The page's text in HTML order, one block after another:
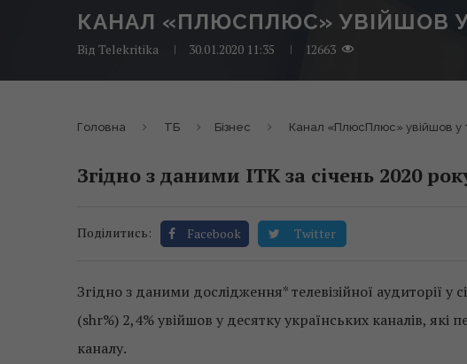
КАНАЛ «ПЛЮСПЛЮС» УВІЙШОВ У
Від Telekritika 30.01.2020 11:35 12663
Головна ТБ Бізнес Канал «ПлюсПлюс» увійшов у
Згідно з даними ІТК за січень 2020
Поділитись: Facebook Twitter
Згідно з даними дослідження* телевізійної аудиторії у
(shr%) 2,4% увійшов у десятку українських каналів,
каналу.